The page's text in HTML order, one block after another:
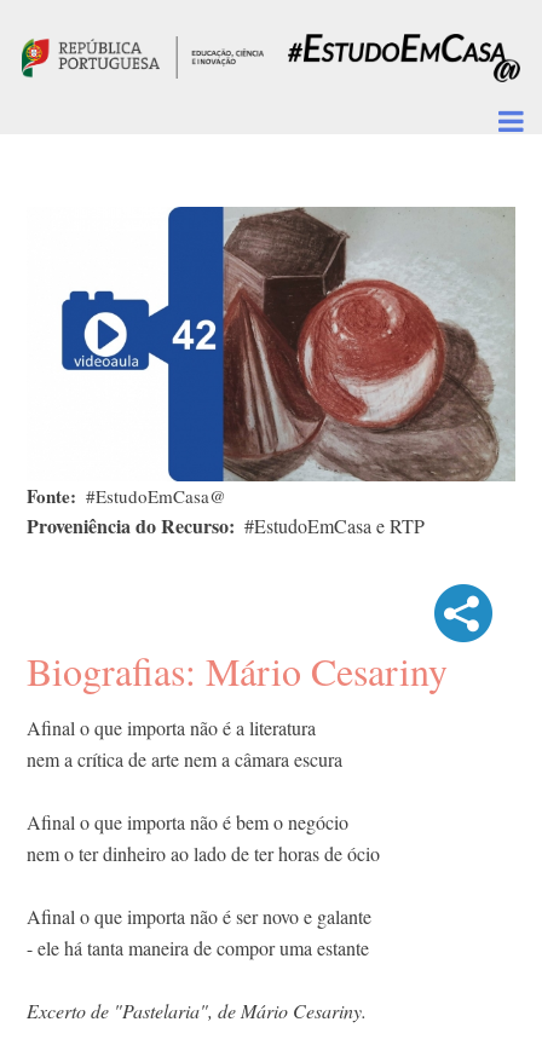
Fonte #EstudoEmCasa@
Proveniência do Recurso #EstudoEmCasa e RTP
Biografias: Mário Cesariny
Afinal o que importa não é a literatura
nem a crítica de arte nem a câmara escura
Afinal o que importa não é bem o negócio
nem o ter dinheiro ao lado de ter horas de ócio
Afinal o que importa não é ser novo e galante
- ele há tanta maneira de compor uma estante
Excerto de "Pastelaria", de Mário Cesariny.